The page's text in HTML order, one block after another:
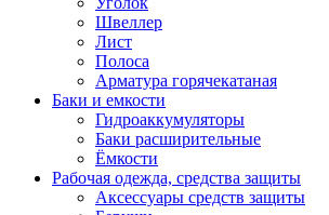
Швеллер
Лист
Полоса
Арматура горячекатаная
Баки и емкости
Гидроаккумуляторы
Баки расширительные
Ёмкости
Рабочая одежда, средства защиты
Аксессуары средств защиты